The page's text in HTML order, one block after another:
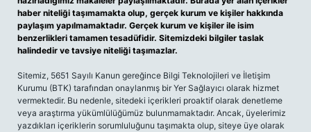
haber niteliği taşımamakta olup, gerçek kurum ve kişiler hakkında
paylaşım yapılmamaktadır. Gerçek kurum ve kişiler ile isim
benzerlikleri tamamen tesadüfidir. Sitemizdeki bilgiler taslak
halindedir ve tavsiye niteliği taşımazlar.
Sitemiz, 5651 Sayılı Kanun gereğince Bilgi Teknolojileri ve İletişim
Kurumu (BTK) tarafından onaylanmış bir Yer Sağlayıcı olarak hizmet
vermektedir. Bu nedenle, sitedeki içerikleri proaktif olarak denetleme
veya araştırma yükümlülüğümüz bulunmamaktadır. Ancak, üyelerimiz
yazdıkları içeriklerin sorumluluğunu taşımakta olup, siteye üye olarak